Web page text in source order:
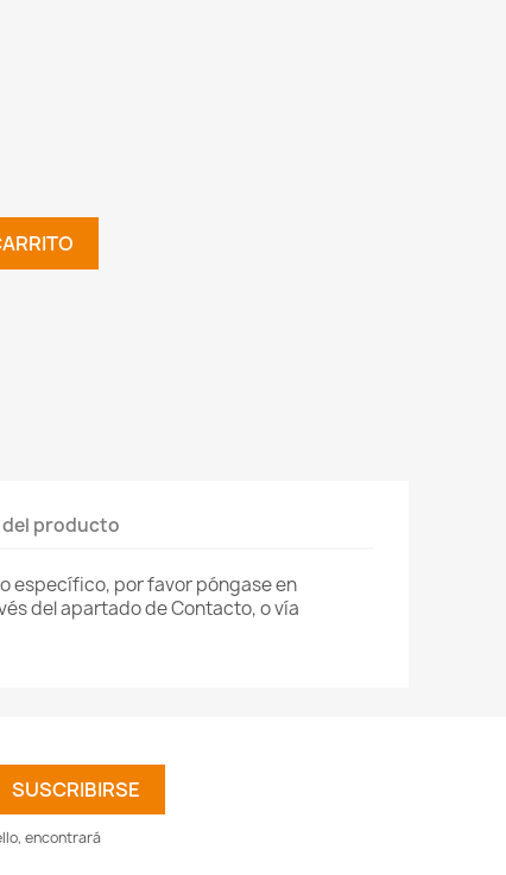
del producto
específico, por favor póngase en
del apartado de Contacto, o vía
encontrará